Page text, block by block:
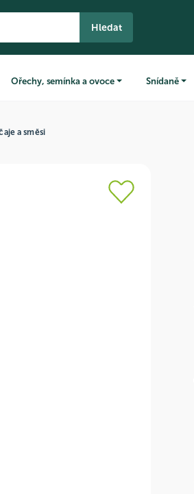
Hledat
Ořechy, semínka a ovoce Snídaně
a směsi